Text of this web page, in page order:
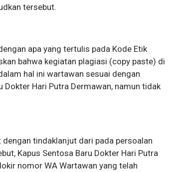
tersebut.
apa yang tertulis pada Kode Etik
bahwa kegiatan plagiasi (copy paste) di
hal ini wartawan sesuai dengan
Hari Putra Dermawan, namun tidak
tindaklanjut dari pada persoalan
Kapus Sentosa Baru Dokter Hari Putra
nomor WA Wartawan yang telah